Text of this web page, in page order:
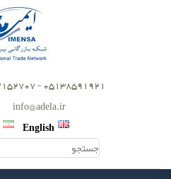
05138591921 - 09157152707
info@adela.ir
English